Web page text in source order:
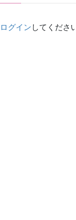
ログイン してくださ